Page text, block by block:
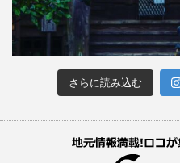
さらに読み込む